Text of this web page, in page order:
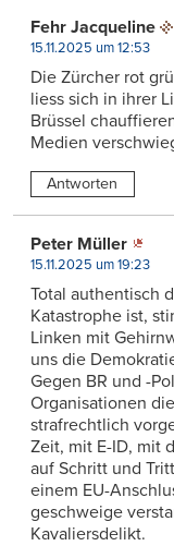
Fehr Jacqueline
15.11.2025 um 12:53
Die Zürcher rot
liess sich in ihrer
Brüssel
Medien
Antworten
Peter Müller
15.11.2025 um 19:23
Total authentisch
Katastrophe ist,
Linken mit
uns die
Gegen BR und -
Organisationen
strafrechtlich
Zeit, mit E-ID, mit
auf Schritt und
einem EU-
geschweige
Kavaliersdelikt.